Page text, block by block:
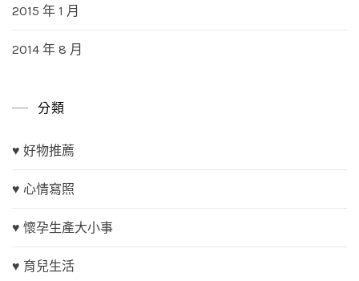
2015 年 1 月
2014 年 8 月
分類
♥ 好物推薦
♥ 心情寫照
♥ 懷孕生產大小事
♥ 育兒生活